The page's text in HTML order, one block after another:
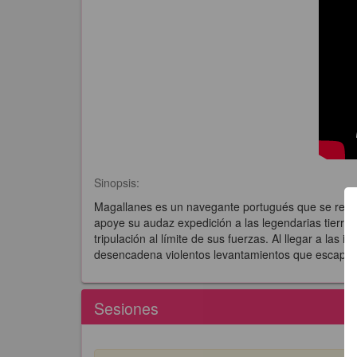
Sinopsis:
Magallanes es un navegante portugués que se
apoye su audaz expedición a las legendarias
tripulación al límite de sus fuerzas. Al llegar a las
desencadena violentos levantamientos que
Sesiones